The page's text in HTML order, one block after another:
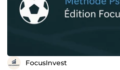
FocusInvest